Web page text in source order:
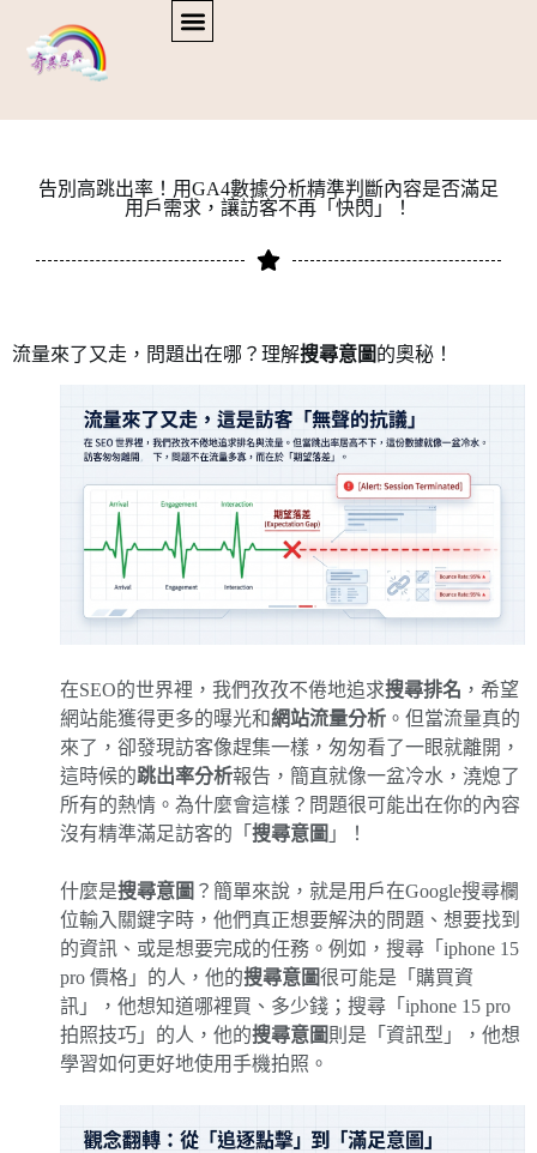
告別高跳出率！用GA4數據分析精準判斷內容是否滿足
用戶需求，讓訪客不再「快閃」！
流量來了又走，問題出在哪？理解搜尋意圖的奧秘！
在SEO的世界裡，我們孜孜不倦地追求搜尋排名 ，希望
網站能獲得更多的曝光和網站流量分析 。但當流量真的
來了，卻發現訪客像趕集一樣，匆匆看了一眼就離開，
這時候的跳出率分析報告，簡直就像一盆冷水，澆熄了
所有的熱情。為什麼會這樣？問題很可能出在你的內容
沒有精準滿足訪客的「 搜尋意圖 」！
什麼是搜尋意圖 ？簡單來說，就是用戶在Google搜尋欄
位輸入關鍵字時，他們真正想要解決的問題、想要找到
的資訊、或是想要完成的任務。例如，搜尋「iphone 15
pro 價格」的人，他的搜尋意圖很可能是「購買資
訊」，他想知道哪裡買、多少錢；搜尋「iphone 15 pro
拍照技巧」的人，他的搜尋意圖則是「資訊型」，他想
學習如何更好地使用手機拍照。